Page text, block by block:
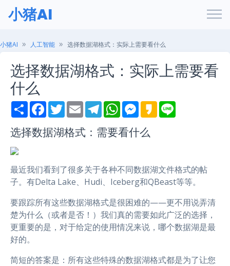
小猪AI
小猪AI 人工智能 选择数据湖格式：实际上需要看什么
选择数据湖格式：实际上需要看
什么
S
h
r
e
F
a
e
b
T
w
t
t
E
m
i
l
T
e
e
g
W
h
t
s
M
e
s
e
r
K
a
选择数据湖格式：需要看什么
最近我们看到了很多关于各种不同数据湖文件格式的帖
子。有Delta Lake、Hudi、Iceberg和QBeast等等。
要跟踪所有这些数据湖格式是很困难的——更不用说弄清
楚为什么（或者是否！）我们真的需要如此广泛的选择，
更重要的是，对于给定的使用情况来说，哪个数据湖是最
好的。
简短的答案是：所有这些特殊的数据湖格式都是为了让您